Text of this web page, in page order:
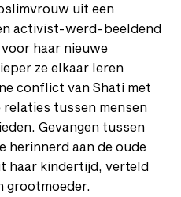
uit een
activist-werd-beeldend
haar nieuwe
ze elkaar leren
conflict van Shati met
tussen mensen
Gevangen tussen
herinnerd aan de oude
haar kindertijd, verteld
grootmoeder.